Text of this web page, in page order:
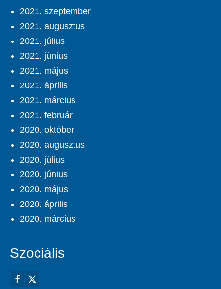
2021. szeptember
2021. augusztus
2021. július
2021. június
2021. május
2021. április
2021. március
2021. február
2020. október
2020. augusztus
2020. július
2020. június
2020. május
2020. április
2020. március
Szociális